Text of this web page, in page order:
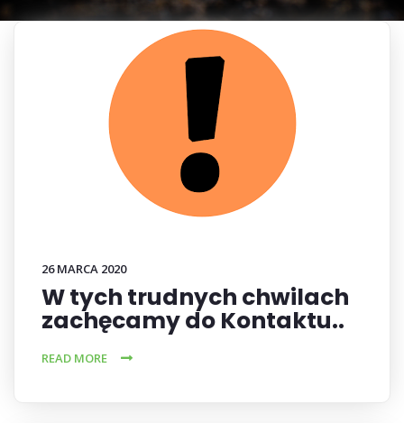
26 MARCA 2020
W tych trudnych chwilach
zachęcamy do Kontaktu..
READ MORE